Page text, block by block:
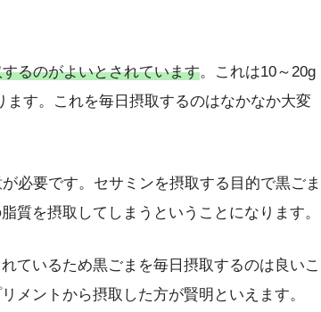
るのがよいとされています。これは10～20g
す。これを毎日摂取するのはなかなか大変
必要です。セサミンを摂取する目的で黒ごま
質を摂取してしまうということになります。
ているため黒ごまを毎日摂取するのは良いこ
メントから摂取した方が賢明といえます。